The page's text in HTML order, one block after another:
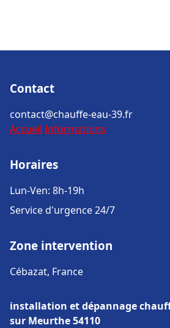
Contact
contact@chauffe-eau-39.fr
Accueil Informations
Horaires
Lun-Ven: 8h-19h
Service d'urgence 24/7
Zone intervention
Cébazat, France
installation et dépannage
sur Meurthe 54110